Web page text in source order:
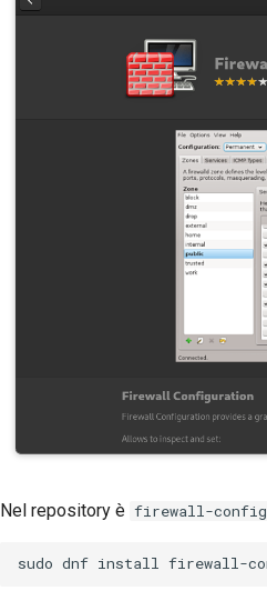
Nel repository è firewall-config
sudo dnf install